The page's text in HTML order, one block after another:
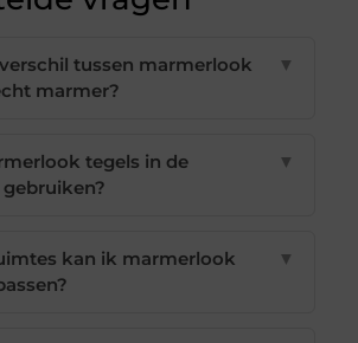
tussen marmerlook
marmer?
▼
tegels in de
▼
kan ik marmerlook
▼